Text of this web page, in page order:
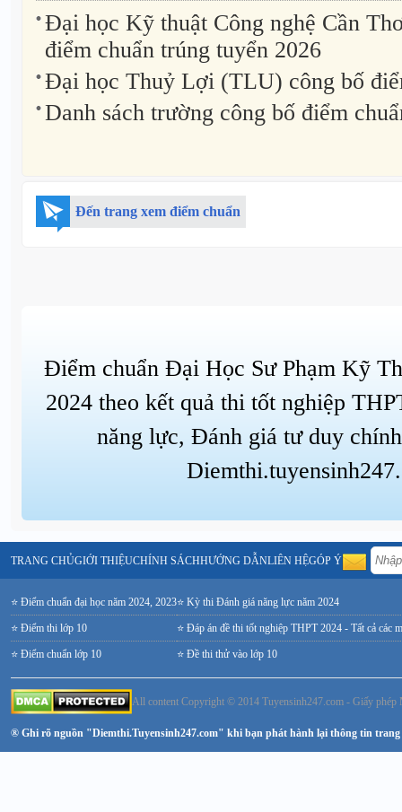
Đại học Kỹ thuật Công nghệ Cần
điểm chuẩn trúng tuyển 2026
Đại học Thuỷ Lợi (TLU) công bố
Danh sách trường công bố điểm
Đến trang xem điểm chuẩn
Điểm chuẩn Đại Học Sư Phạm Kỹ
2024 theo kết quả thi tốt nghiệp
năng lực, Đánh giá tư duy
TRANG CHỦGIỚI THIỆUCHÍNH SÁCHHƯỚNG DẪNLIÊN HỆGÓP Ý
⭐ Điểm chuẩn đại học năm 2024, 2023
⭐ Điểm thi lớp 10
⭐ Điểm chuẩn lớp 10
⭐ Kỳ thi Đánh giá năng lực năm 2024
⭐ Đáp án đề thi tốt nghiệp THPT 2024 - Tất cả các
⭐ Đề thi thử vào lớp 10
All content Copyright © 2014 Tuyensinh247.com - Giấy
® Ghi rõ nguồn "Diemthi.Tuyensinh247.com" khi bạn phát hành lại thông tin trang